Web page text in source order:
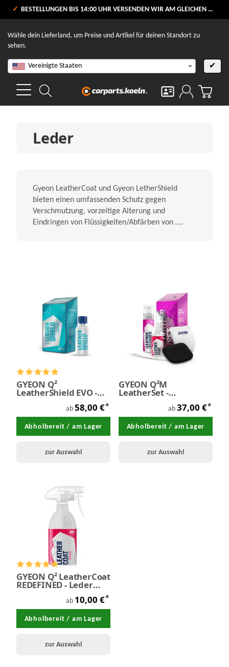
VERSANDKOSTENFREI AB 80 €
BESTELLUNGEN BIS 14:00 UHR VERSENDEN WIR AM GLEICHEN WERKTAG
Wähle dein Lieferland, um Preise und Artikel für deinen Standort zu
sehen.
Vereinigte Staaten ✔
Leder
Gyeon LeatherCoat und Gyeon LetherShield
bieten einen umfassenden Schutz gegen
Verschmutzung, vorzeitige Alterung und
Eindringen von Flüssigkeiten/Abfärben von ….
GYEON Q²
LeatherShield EVO -
ab 58,00 €*
Abholbereit / am Lager
zur Auswahl
GYEON Q²M
LeatherSet -
ab 37,00 €*
Abholbereit / am Lager
zur Auswahl
GYEON Q² LeatherCoat
REDEFINED - Leder
Keramikversiegelung
ab 10,00 €*
Abholbereit / am Lager
zur Auswahl